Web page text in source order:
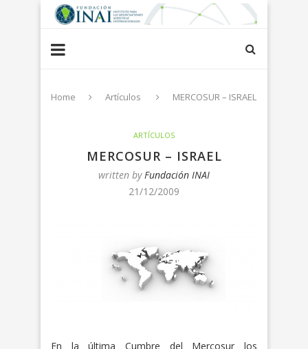
Home Artículos MERCOSUR – ISRAEL
ARTÍCULOS
MERCOSUR – ISRAEL
written by Fundación INAI
21/12/2009
En la última Cumbre del Mercosur los